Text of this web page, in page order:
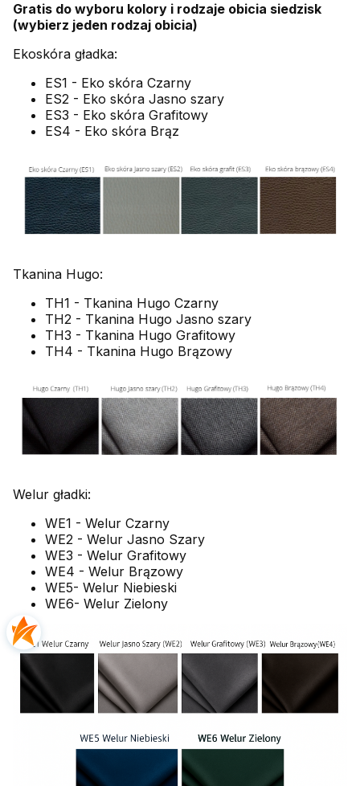
Gratis do wyboru kolory i rodzaje obicia siedzisk
(wybierz jeden rodzaj obicia)
Ekoskóra gładka:
ES1 - Eko skóra Czarny
ES2 - Eko skóra Jasno szary
ES3 - Eko skóra Grafitowy
ES4 - Eko skóra Brąz
Tkanina Hugo:
TH1 - Tkanina Hugo Czarny
TH2 - Tkanina Hugo Jasno szary
TH3 - Tkanina Hugo Grafitowy
TH4 - Tkanina Hugo Brązowy
Welur gładki:
WE1 - Welur Czarny
WE2 - Welur Jasno Szary
WE3 - Welur Grafitowy
WE4 - Welur Brązowy
WE5- Welur Niebieski
WE6- Welur Zielony